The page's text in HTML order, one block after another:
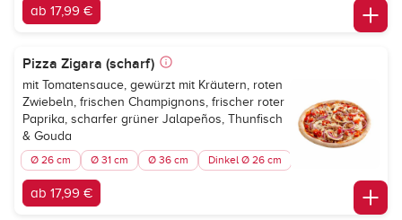
ab 17,99 €
Pizza Zigara (scharf)
mit Tomatensauce, gewürzt mit Kräutern, roten
Zwiebeln, frischen Champignons, frischer roter
Paprika, scharfer grüner Jalapeños, Thunfisch
& Gouda
Ø 26 cm Ø 31 cm Ø 36 cm Dinkel Ø 26 cm
ab 17,99 €